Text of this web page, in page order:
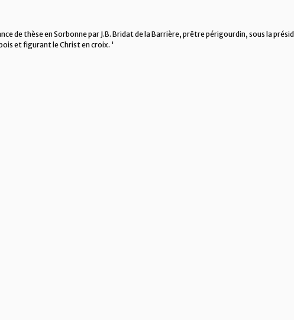
de thèse en Sorbonne par J.B. Bridat de la Barrière, prêtre périgourdin, sous la
et figurant le Christ en croix. '